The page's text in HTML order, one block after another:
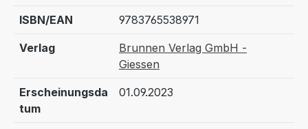
ISBN/EAN 9783765538971
Verlag
Brunnen Verlag GmbH -
Giessen
Erscheinungsda
tum
01.09.2023